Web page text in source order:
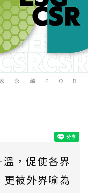
，促使各界
被外界喻為